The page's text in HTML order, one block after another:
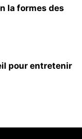
la formes des
pour entretenir